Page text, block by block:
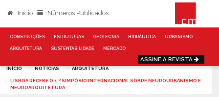
Início Números Publicados
CONSTRUÇÕES ESTRUTURAS GEOTECNIA HIDRÁULICA URBANISMO
ARQUITETURA SUSTENTABILIDADE MERCADO
ASSINE A REVISTA
INÍCIO NOTÍCIAS ARQUITETURA
LISBOA RECEBE O 1.º SIMPÓSIO INTERNACIONAL SOBRE NEUROURBANISMO E
NEUROARQUITETURA